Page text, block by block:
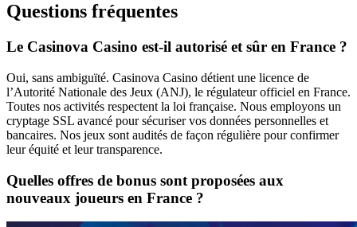
Questions fréquentes
Le Casinova Casino est-il autorisé et sûr en France ?
Oui, sans ambiguïté. Casinova Casino détient une licence de
l’Autorité Nationale des Jeux (ANJ), le régulateur officiel en France.
Toutes nos activités respectent la loi française. Nous employons un
cryptage SSL avancé pour sécuriser vos données personnelles et
bancaires. Nos jeux sont audités de façon régulière pour confirmer
leur équité et leur transparence.
Quelles offres de bonus sont proposées aux
nouveaux joueurs en France ?